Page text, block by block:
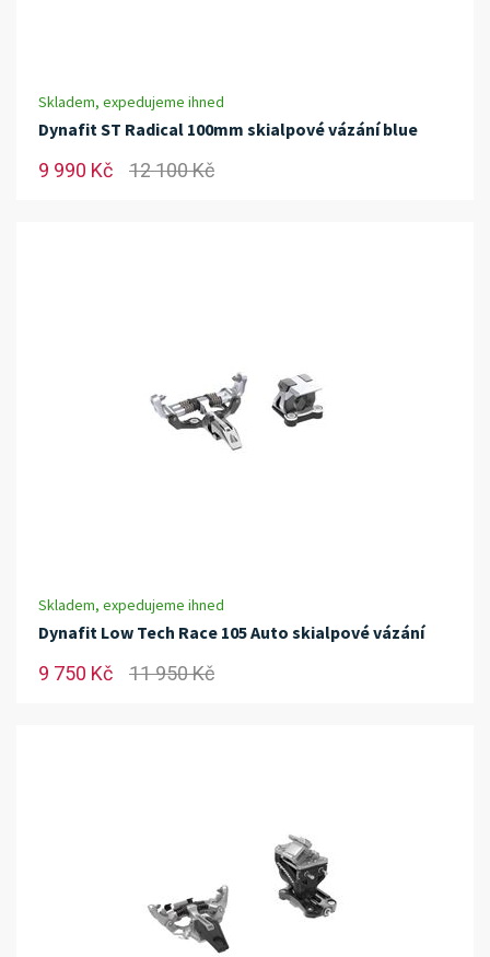
Skladem, expedujeme ihned
Dynafit ST Radical 100mm skialpové vázání blue
9 990 Kč 12 100 Kč
Skladem, expedujeme ihned
Dynafit Low Tech Race 105 Auto skialpové vázání
9 750 Kč 11 950 Kč